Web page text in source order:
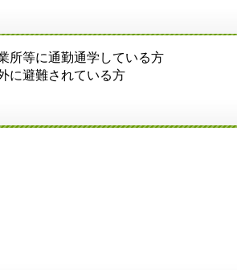
所等に通勤通学している方
に避難されている方